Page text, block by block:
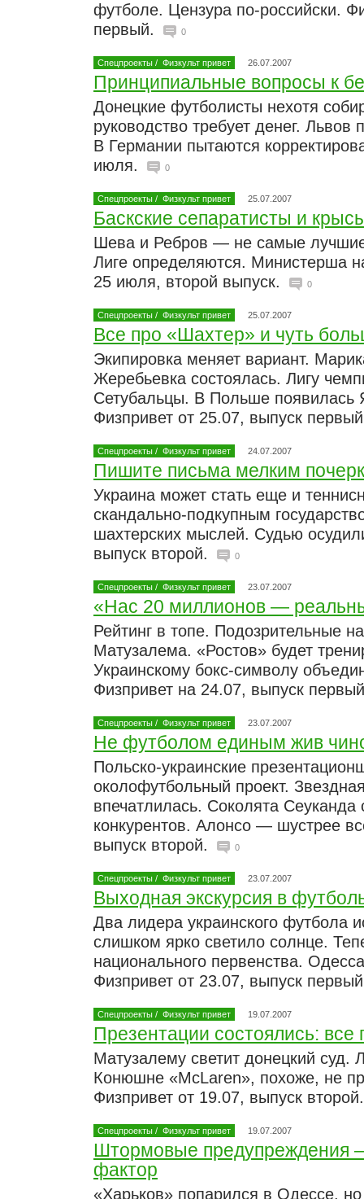
футболе. Цензура по-российски.
первый.
0
Спецпроекты / Физкульт привет 26.07.2007
Принципиальные вопросы к
Донецкие футболисты нехотя
руководство требует денег.
В Германии пытаются
июля.
0
Спецпроекты / Физкульт привет 25.07.2007
Баскские сепаратисты и
Шева и Ребров — не самые
Лиге определяются. Министерша
25 июля, второй выпуск.
0
Спецпроекты / Физкульт привет 25.07.2007
Все про «Шахтер» и чуть
Экипировка меняет вариант.
Жеребьевка состоялась. Лигу
Сетубальцы. В Польше появилась
Физпривет от 25.07, выпуск
Спецпроекты / Физкульт привет 24.07.2007
Пишите письма мелким
Украина может стать еще и
скандально-подкупным
шахтерских мыслей. Судью
выпуск второй.
0
Спецпроекты / Физкульт привет 23.07.2007
«Нас 20 миллионов —
Рейтинг в топе. Подозрительные
Матузалема. «Ростов» будет
Украинскому бокс-символу
Физпривет на 24.07, выпуск
Спецпроекты / Физкульт привет 23.07.2007
Не футболом единым жив
Польско-украинские
околофутбольный проект.
впечатлилась. Соколята Сеуканда
конкурентов. Алонсо — шустрее
выпуск второй.
0
Спецпроекты / Физкульт привет 23.07.2007
Выходная экскурсия в
Два лидера украинского футбола
слишком ярко светило солнце.
национального первенства.
Физпривет от 23.07, выпуск
Спецпроекты / Физкульт привет 19.07.2007
Презентации состоялись: все
Матузалему светит донецкий суд.
Конюшне «McLaren», похоже, не
Физпривет от 19.07, выпуск
Спецпроекты / Физкульт привет 19.07.2007
Штормовые предупреждения
фактор
«Харьков» попарился в Одессе,